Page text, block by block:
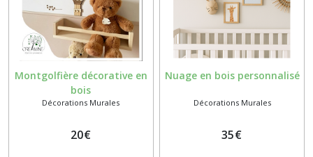
Montgolfière décorative en
bois
Décorations Murales
20€
Nuage en bois personnalisé
Décorations Murales
35€